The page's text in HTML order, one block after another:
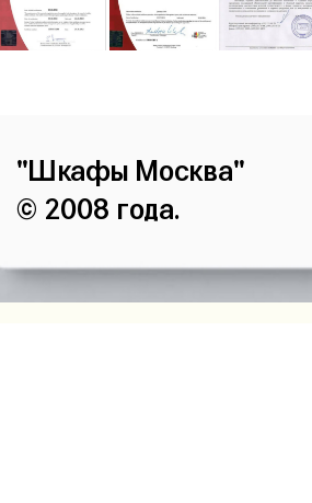
"Шкафы Москва"
© 2008 года.